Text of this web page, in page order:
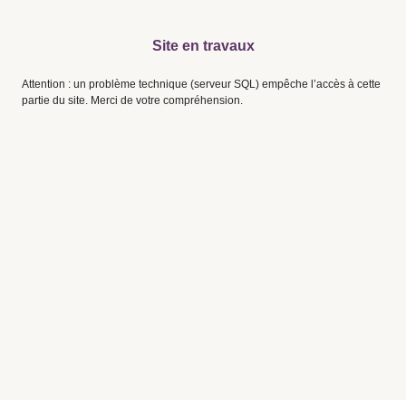
Site en travaux
Attention : un problème technique (serveur SQL) empêche l’accès à cette
partie du site. Merci de votre compréhension.